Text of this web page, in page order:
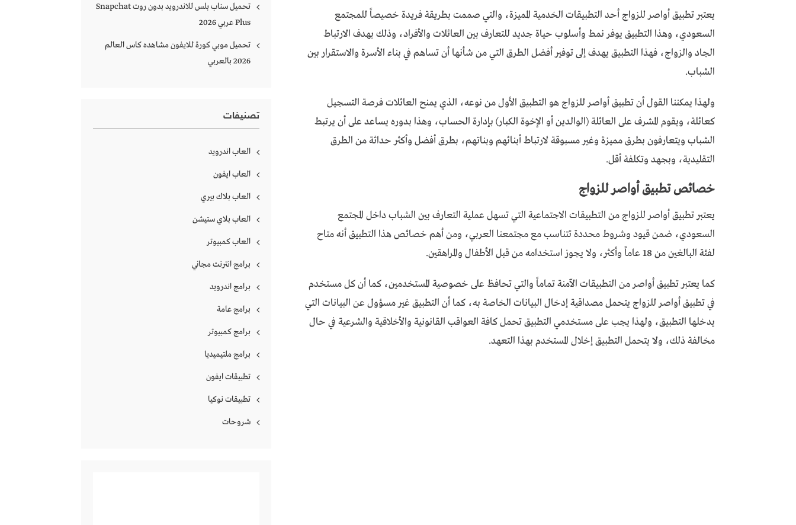
يعتبر تطبيق أواصر للزواج أحد التطبيقات الخدمية المميزة، والتي صممت بطريقة فريدة خصيصاً للمجتمع
السعودي، وهذا التطبيق يوفر نمط وأسلوب حياة جديد للتعارف بين العائلات والأفراد، وذلك بهدف الارتباط
الجاد والزواج، فهذا التطبيق يهدف إلى توفير أفضل الطرق التي من شأنها أن تساهم في بناء الأسرة والاستقرار بين
الشباب.
ولهذا يمكننا القول أن تطبيق أواصر للزواج هو التطبيق الأول من نوعه، الذي يمنح العائلات فرصة التسجيل
كعائلة، ويقوم المشرف على العائلة (الوالدين أو الإخوة الكبار) بإدارة الحساب، وهذا بدوره يساعد على أن يرتبط
الشباب ويتعارفون بطرق مميزة وغير مسبوقة لارتباط أبنائهم وبناتهم، بطرق أفضل وأكثر حداثة من الطرق
التقليدية، وبجهد وتكلفة أقل.
خصائص تطبيق أواصر للزواج
يعتبر تطبيق أواصر للزواج من التطبيقات الاجتماعية التي تسهل عملية التعارف بين الشباب داخل المجتمع
السعودي، ضمن قيود وشروط محددة تتناسب مع مجتمعنا العربي، ومن أهم خصائص هذا التطبيق أنه متاح
لفئة البالغين من 18 عاماً وأكثر، ولا يجوز استخدامه من قبل الأطفال والمراهقين.
كما يعتبر تطبيق أواصر من التطبيقات الآمنة تماماً والتي تحافظ على خصوصية المستخدمين، كما أن كل مستخدم
في تطبيق أواصر للزواج يتحمل مصداقية إدخال البيانات الخاصة به، كما أن التطبيق غير مسؤول عن البيانات التي
يدخلها التطبيق، ولهذا يجب على مستخدمي التطبيق تحمل كافة العواقب القانونية والأخلاقية والشرعية في حال
مخالفة ذلك، ولا يتحمل التطبيق إخلال المستخدم بهذا التعهد.
تحميل سناب بلس للاندرويد بدون روت Snapchat
Plus‏ عربي 2026
تحميل موبي كورة للايفون مشاهده كاس العالم
2026 بالعربي
تصنيفات
العاب اندرويد
العاب ايفون
العاب بلاك بيري
العاب بلاي ستيشن
العاب كمبيوتر
برامج انترنت مجاني
برامج اندرويد
برامج عامة
برامج كمبيوتر
برامج ملتيميديا
تطبيقات ايفون
تطبيقات نوكيا
شروحات